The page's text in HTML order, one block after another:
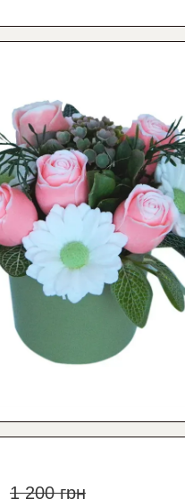
1 200 грн